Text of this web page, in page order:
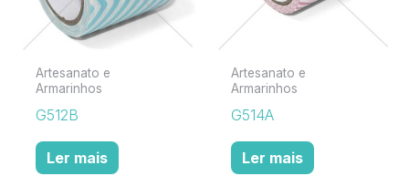
Artesanato e
Armarinhos
G512B
Ler mais
Artesanato e
Armarinhos
G514A
Ler mais